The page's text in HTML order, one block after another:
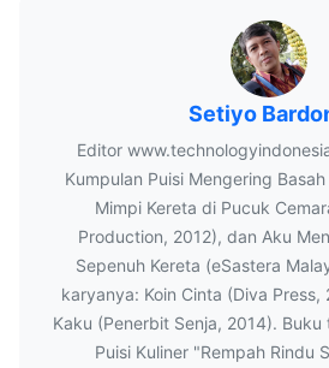
Setiyo
Editor
Kumpulan Puisi Mengering
Mimpi Kereta di Pucuk
Production, 2012), dan Aku
Sepenuh Kereta (eSastera
karyanya: Koin Cinta (Diva
Kaku (Penerbit Senja, 2014).
Puisi Kuliner "Rempah Rindu